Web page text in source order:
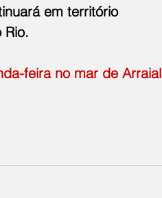
em território
Rio.
feira no mar de Arraial